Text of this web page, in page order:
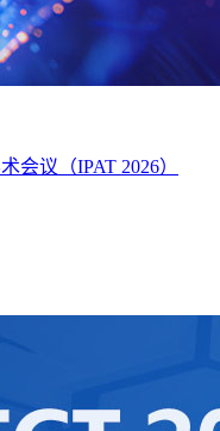
会议（IPAT 2026）